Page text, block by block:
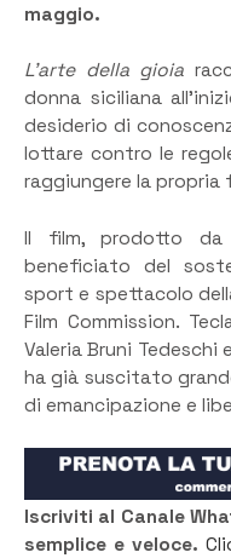
maggio.
L’arte della gioia
donna siciliana
desiderio di
lottare contro le
raggiungere la propria
Il film, prodotto da
beneficiato del
sport e spettacolo
Film Commission.
Valeria Bruni Tedeschi
ha già suscitato
di emancipazione e
Iscriviti al Canale
semplice e veloce.